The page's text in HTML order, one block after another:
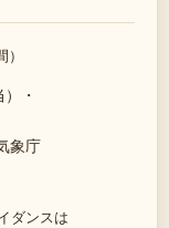
・
象庁
ダンスは